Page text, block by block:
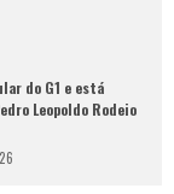
do G1 e está
Leopoldo Rodeio